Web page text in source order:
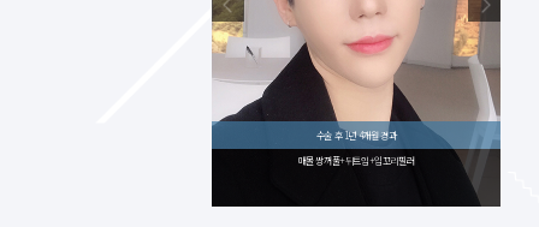
수술 후 6개월 경과
매몰 쌍꺼풀